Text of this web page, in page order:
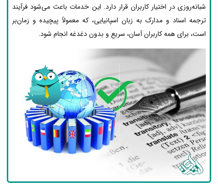
شبانه‌روزی در اختیار کاربران قرار دارد. این خدمات باعث می‌شود فرآیند
ترجمه اسناد و مدارک به زبان اسپانیایی، که معمولاً پیچیده و زمان‌بر
است، برای همه کاربران آسان، سریع و بدون دغدغه انجام شود.